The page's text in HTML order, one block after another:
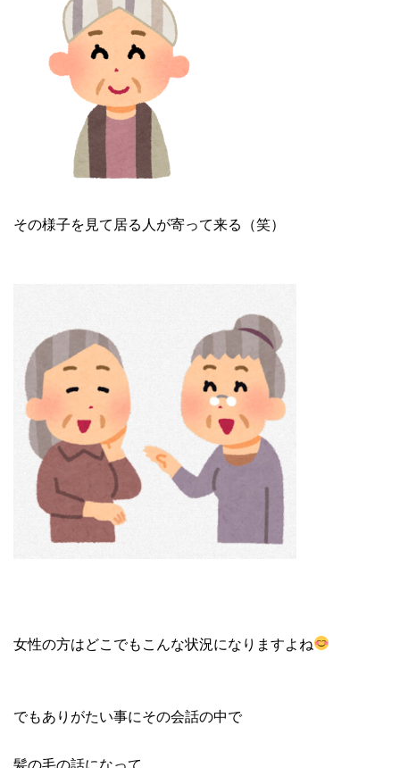
その様子を見て居る人が寄って来る（笑）
女性の方はどこでもこんな状況になりますよね
でもありがたい事にその会話の中で
髪の毛の話になって